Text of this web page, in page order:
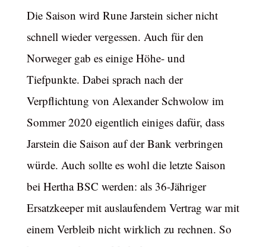
Die Saison wird Rune Jarstein sicher nicht
schnell wieder vergessen. Auch für den
Norweger gab es einige Höhe- und
Tiefpunkte. Dabei sprach nach der
Verpflichtung von Alexander Schwolow im
Sommer 2020 eigentlich einiges dafür, dass
Jarstein die Saison auf der Bank verbringen
würde. Auch sollte es wohl die letzte Saison
bei Hertha BSC werden: als 36-Jähriger
Ersatzkeeper mit auslaufendem Vertrag war mit
einem Verbleib nicht wirklich zu rechnen. So